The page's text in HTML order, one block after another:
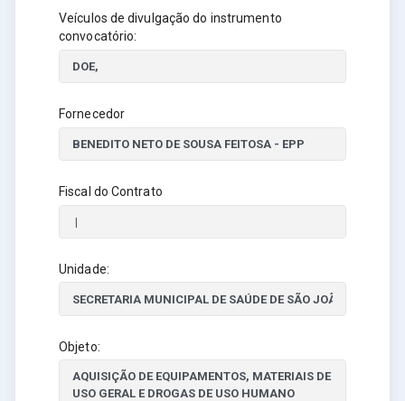
Veículos de divulgação do instrumento
convocatório:
Fornecedor
Fiscal do Contrato
Unidade:
Objeto: